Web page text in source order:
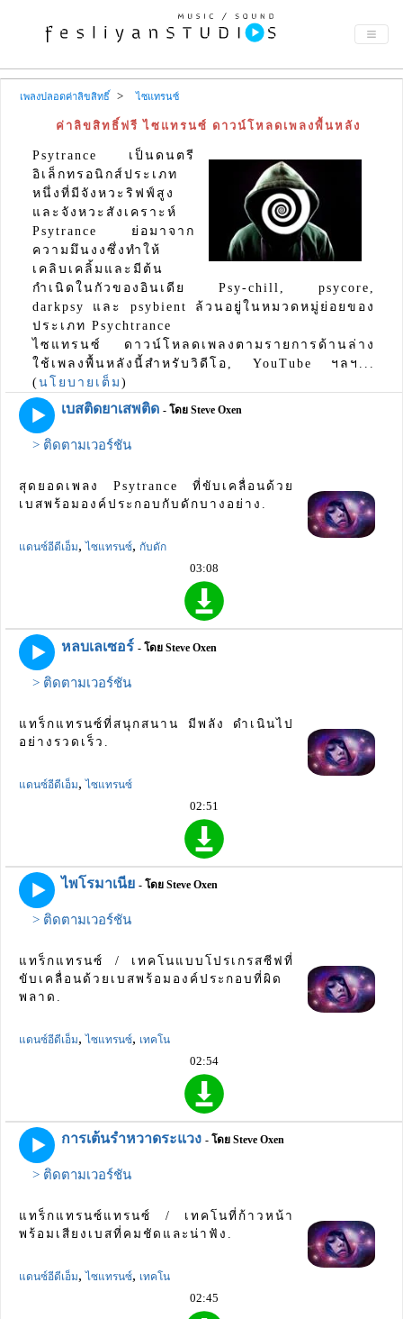
เพลงปลอดค่าลิขสิทธิ์ ไซแทรนซ์
ค่าลิขสิทธิ์ฟรี ไซแทรนซ์ ดาวน์โหลดเพลงพื้นหลัง
Psytrance เป็นดนตรี
อิเล็กทรอนิกส์ประเภท
หนึ่งที่มีจังหวะริฟฟ์สูง
และจังหวะสังเคราะห์
Psytrance ย่อมาจาก
ความมึนงงซึ่งทำให้
เคลิบเคลิ้มและมีต้น
กำเนิดในกัวของอินเดีย Psy-chill, psycore,
darkpsy และ psybient ล้วนอยู่ในหมวดหมู่ย่อยของ
ประเภท Psychtrance
ไซแทรนซ์ ดาวน์โหลดเพลงตามรายการด้านล่าง
ใช้เพลงพื้นหลังนี้สำหรับวิดีโอ, YouTube ฯลฯ...
(นโยบายเต็ม )
เบสติดยาเสพติด - โดย Steve Oxen
> ติดตามเวอร์ชัน
สุดยอดเพลง Psytrance ที่ขับเคลื่อนด้วย
เบสพร้อมองค์ประกอบกับดักบางอย่าง.
แดนซ์อีดีเอ็ม,ไซแทรนซ์, กับดัก
03:08
หลบเลเซอร์ - โดย Steve Oxen
> ติดตามเวอร์ชัน
แทร็กแทรนซ์ที่สนุกสนาน มีพลัง ดำเนินไป
อย่างรวดเร็ว.
แดนซ์อีดีเอ็ม,ไซแทรนซ์
02:51
ไพโรมาเนีย - โดย Steve Oxen
> ติดตามเวอร์ชัน
แทร็กแทรนซ์ / เทคโนแบบโปรเกรสซีฟที่
ขับเคลื่อนด้วยเบสพร้อมองค์ประกอบที่ผิด
พลาด.
แดนซ์อีดีเอ็ม,ไซแทรนซ์, เทคโน
02:54
การเต้นรำหวาดระแวง - โดย Steve Oxen
> ติดตามเวอร์ชัน
แทร็กแทรนซ์แทรนซ์ / เทคโนที่ก้าวหน้า
พร้อมเสียงเบสที่คมชัดและน่าฟัง.
แดนซ์อีดีเอ็ม,ไซแทรนซ์, เทคโน
02:45